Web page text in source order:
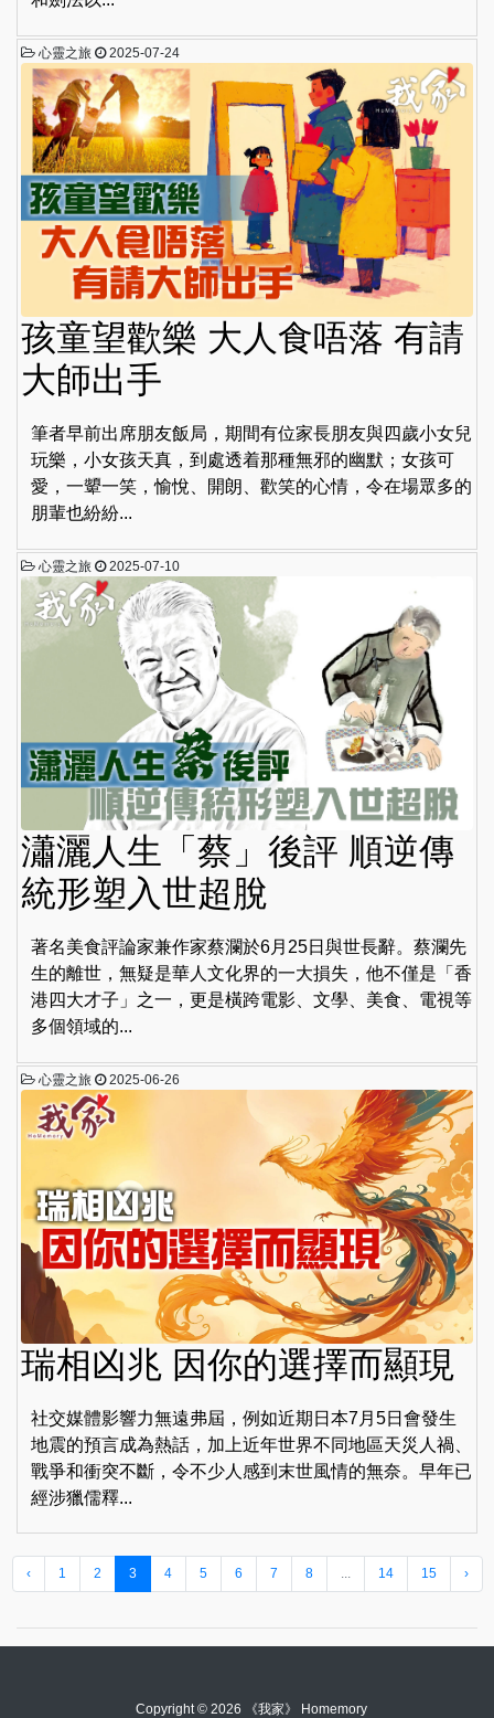
心靈之旅 2025-07-24
孩童望歡樂 大人食唔落 有請
大師出手
筆者早前出席朋友飯局，期間有位家長朋友與四歲小女兒
玩樂，小女孩天真，到處透着那種無邪的幽默；女孩可
愛，一顰一笑，愉悅、開朗、歡笑的心情，令在場眾多的
朋輩也紛紛...
心靈之旅 2025-07-10
瀟灑人生「蔡」後評 順逆傳
統形塑入世超脫
著名美食評論家兼作家蔡瀾於6月25日與世長辭。蔡瀾先
生的離世，無疑是華人文化界的一大損失，他不僅是「香
港四大才子」之一，更是橫跨電影、文學、美食、電視等
多個領域的...
心靈之旅 2025-06-26
瑞相凶兆 因你的選擇而顯現
社交媒體影響力無遠弗屆，例如近期日本7月5日會發生
地震的預言成為熱話，加上近年世界不同地區天災人禍、
戰爭和衝突不斷，令不少人感到末世風情的無奈。早年已
經涉獵儒釋...
‹ 1 2 3 4 5 6 7 8 ... 14 15 ›
Copyright © 2026 《我家》 Homemory